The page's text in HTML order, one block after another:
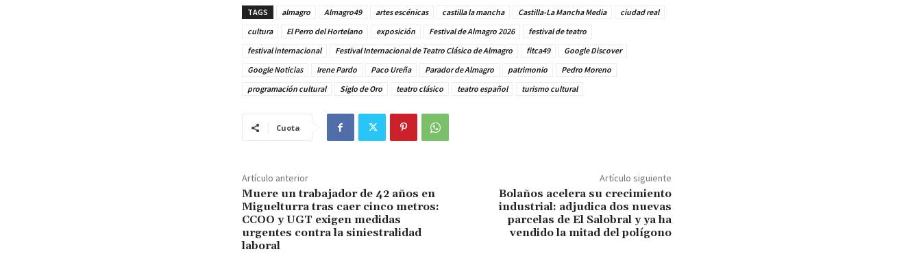
TAGS almagro Almagro49 artes escénicas castilla la mancha Castilla-La Mancha Media
ciudad real
cultura
El Perro del Hortelano exposición Festival de Almagro 2026
festival de teatro
festival internacional
Festival Internacional de Teatro Clásico de Almagro fitca49
Google Discover
Google Noticias
Irene Pardo Paco Ureña Parador de Almagro patrimonio
Pedro Moreno
programación cultural
Siglo de Oro teatro clásico teatro español turismo cultural
Cuota
Artículo anterior
Muere un trabajador de 42 años en
Miguelturra tras caer cinco metros:
CCOO y UGT exigen medidas
urgentes contra la siniestralidad
laboral
Artículo siguiente
Bolaños acelera su crecimiento
industrial: adjudica dos nuevas
parcelas de El Salobral y ya ha
vendido la mitad del polígono